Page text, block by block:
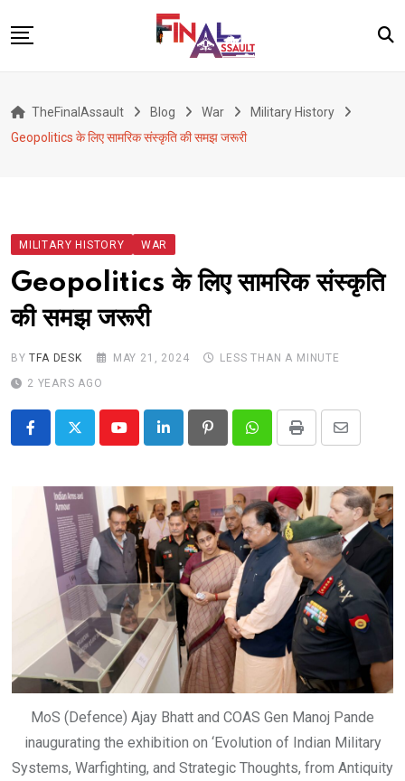
to
War
Alert
Viral
Classified
About Us
TheFinalAssault Blog War
Military History
Geopolitics के लिए सामरिक संस्कृति की समझ जरूरी
MILITARY HISTORY WAR
Geopolitics के लिए सामरिक संस्कृति
की समझ जरूरी
BYTFA DESK MAY 21, 2024
LESS THAN A MINUTE
2 YEARS AGO
YoutubeLinkedIn PinterestWhatsappPrint
Share
Email
MoS (Defence) Ajay Bhatt and COAS Gen Manoj Pande
inaugurating the exhibition on ‘Evolution of Indian Military
Systems, Warfighting, and Strategic Thoughts, from Antiquity